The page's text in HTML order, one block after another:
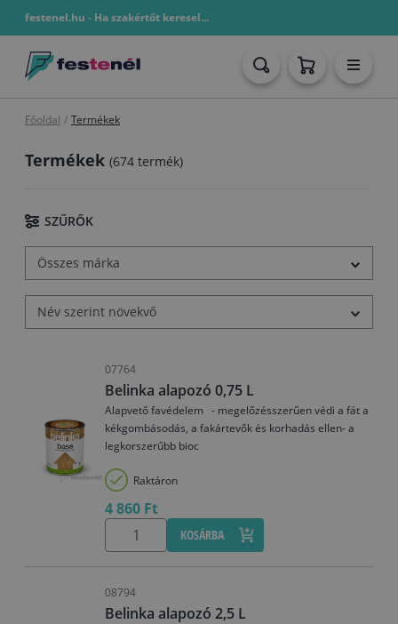
festenel.hu - Ha szakértőt keresel...
Főoldal / Termékek
Termékek (674 termék)
SZŰRŐK
Összes márka
Név szerint növekvő
07764
Belinka alapozó 0,75 L
Alapvető favédelem - megelőzésszerűen védi a fát a
kékgombásodás, a fakártevők és korhadás ellen- a
legkorszerűbb bioc
Raktáron
4 860 Ft
KOSÁRBA
08794
Belinka alapozó 2,5 L